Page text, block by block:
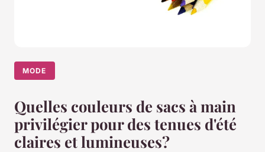
MODE
Quelles couleurs de sacs à main
privilégier pour des tenues d'été
claires et lumineuses?